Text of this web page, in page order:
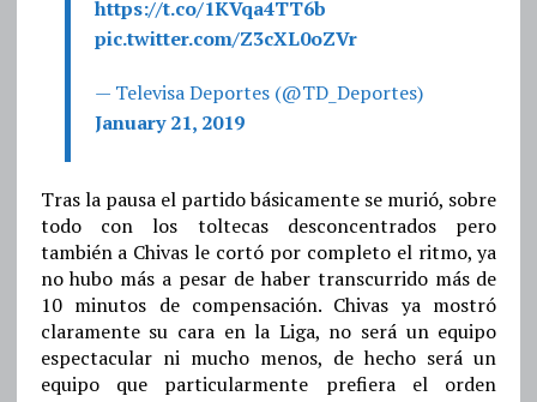
https://t.co/1KVqa4TT6b
pic.twitter.com/Z3cXL0oZVr
— Televisa Deportes (@TD_Deportes)
January 21, 2019
Tras la pausa el partido básicamente se murió, sobre
todo con los toltecas desconcentrados pero
también a Chivas le cortó por completo el ritmo, ya
no hubo más a pesar de haber transcurrido más de
10 minutos de compensación. Chivas ya mostró
claramente su cara en la Liga, no será un equipo
espectacular ni mucho menos, de hecho será un
equipo que particularmente prefiera el orden